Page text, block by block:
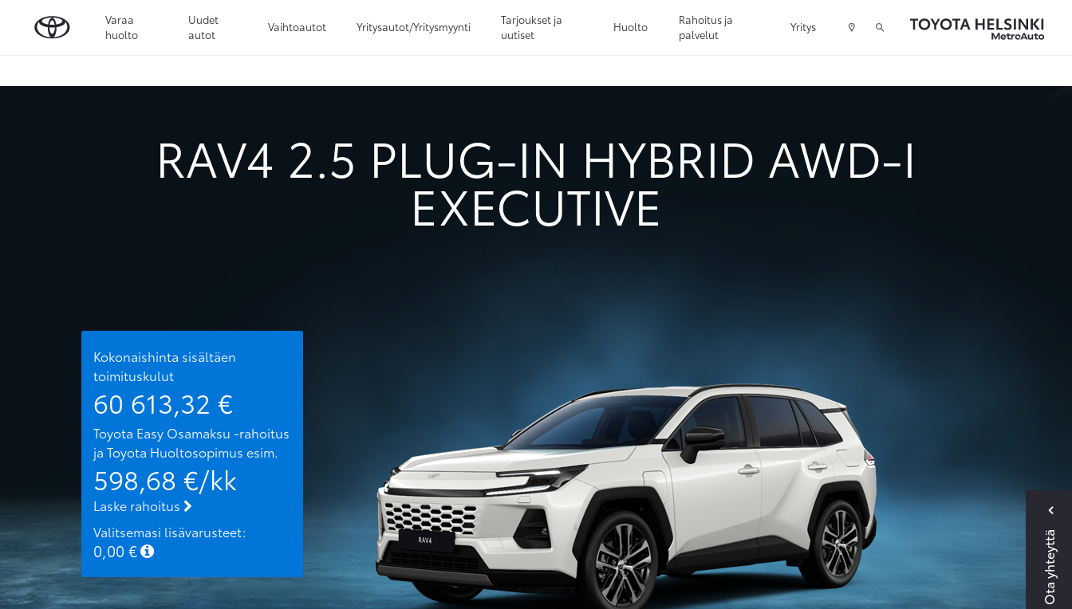
Varaa
huolto
Uudet
autot
Vaihtoautot Yritysautot/Yritysmyynti
Tarjoukset ja
uutiset
Huolto
Rahoitus ja
palvelut
Yritys
Ota yhteyttä
RAV4 2.5 PLUG-IN HYBRID AWD-I
EXECUTIVE
Kokonaishinta sisältäen
toimituskulut
60 613,32 €
Toyota Easy Osamaksu -rahoitus
ja Toyota Huoltosopimus esim.
598,68 €/kk
Laske rahoitus
Valitsemasi lisävarusteet:
0,00 €